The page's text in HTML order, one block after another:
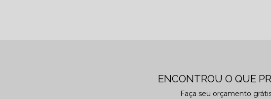
ENCONTROU O QUE
Faça seu orçamento